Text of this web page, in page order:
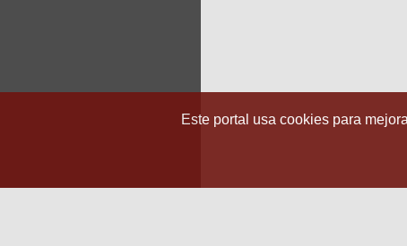
Este portal usa cookies para